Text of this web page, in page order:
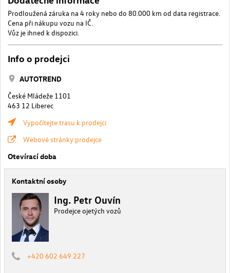
Prodloužená záruka na 4 roky nebo do 80.000 km od data registrace.
Cena při nákupu vozu na IČ.
Vůz je ihned k dispozici.
Info o prodejci
AUTOTREND
České Mládeže 1101
463 12 Liberec
Vypočítejte trasu k prodejci
Webové stránky prodejce
Otevírací doba
Kontaktní osoby
Ing. Petr Ouvín
Prodejce ojetých vozů
+420 602 649 227